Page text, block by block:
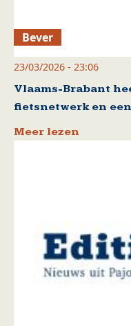
Bever
23/03/2026 - 23:06
Vlaams-Brabant
fietsnetwerk en
Meer lezen